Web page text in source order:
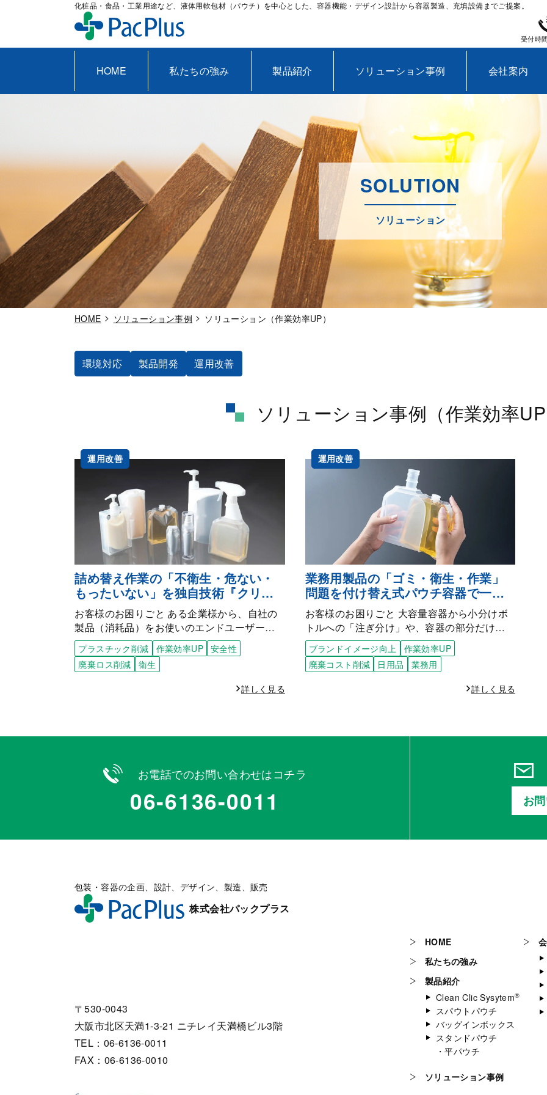
化粧品・食品・工業用途など、液体用軟包材（パウチ）を中心とした、容器機能・デザイン設計から容器製造、充填設備までご提案。
受付時
HOME 私たちの強み 製品紹介 ソリューション事例 会社案内
SOLUTION
ソリューション
HOME ソリューション事例 ソリューション（作業効率UP）
環境対応 製品開発 運用改善
ソリューション事例（作業効率
運用改善
詰め替え作業の「不衛生・危ない・
もったいない」を独自技術『クリー
ン・クリック・システム®』で解決。
お客様のお困りごと ある企業様から、自社の
製品（消耗品）をお使いのエンドユーザー…
プラスチック削減 作業効率UP
安全性
廃棄ロス削減
衛生
詳しく見る
運用改善
業務用製品の「ゴミ・衛生・作業」
問題を付け替え式パウチ容器で一挙
に解決
お客様のお困りごと 大容量容器から小分けボ
トルへの「注ぎ分け」や、容器の部分だけ…
ブランドイメージ向上
作業効率UP
廃棄コスト削減
日用品
業務用
詳しく見る
お電話でのお問い合わせはコチラ
06-6136-0011 お
包装・容器の企画、設計、デザイン、製造、販売
株式会社パックプラス
HOME
私たちの強み
製品紹介
Clean Clic Sysytem®
スパウトパウチ
バッグインボックス
スタンドパウチ
・平パウチ
ソリューション事例
〒530-0043
大阪市北区天満1-3-21 ニチレイ天満橋ビル3階
TEL：06-6136-0011
FAX：06-6136-0010